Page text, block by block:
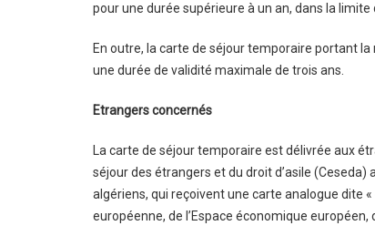
pour une durée supérieure à un an, dans la limite
En outre, la carte de séjour temporaire portant
une durée de validité maximale de trois ans.
Etrangers concernés
La carte de séjour temporaire est délivrée aux
séjour des étrangers et du droit d’asile (Ceseda)
algériens, qui reçoivent une carte analogue dite
européenne, de l’Espace économique